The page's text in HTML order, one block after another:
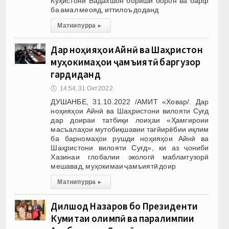
ба амал меояд, иттилоъ доданд
Матни пурра ▸
Дар ноҳияҳои Айнӣ ва Шаҳристон
муҳокимаҳои ҷамъиятӣ баргузор
гардиданд
🕔 14:54, 31.Окт 2022
ДУШАНБЕ, 31.10.2022 /АМИТ «Ховар/. Дар
ноҳияҳои Айнӣ ва Шаҳристони вилояти Суғд
дар доираи татбиқи лоиҳаи «Ҳамгироии
масъалаҳои мутобиқшавии тағйирёбии иқлим
ба барномаҳои рушди ноҳияҳои Айнӣ ва
Шаҳристони вилояти Суғд», ки аз ҷониби
Хазинаи глобалии экологӣ маблағгузорӣ
мешавад, муҳокимаи ҷамъиятӣ доир
Матни пурра ▸
Дилшод Назаров бо Президенти
Кумитаи олимпӣ ва паралимпии